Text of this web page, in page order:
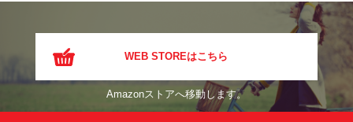
WEB STOREはこちら
Amazonストアへ移動します。